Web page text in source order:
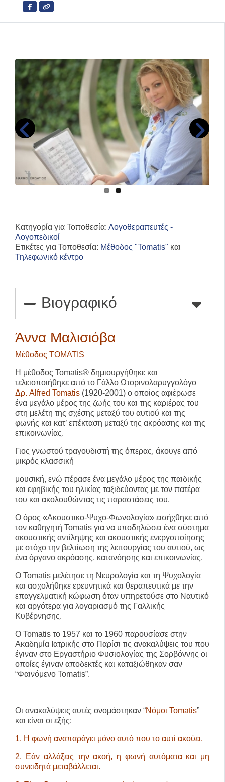
Κατηγορία για Τοποθεσία: Λογοθεραπευτές -
Λογοπεδικοί
Ετικέτες για Τοποθεσία: Μέθοδος "Tomatis" και
Τηλεφωνικό κέντρο
Βιογραφικό
Άννα Μαλισιόβα
Μέθοδος TOMATIS
Η μέθοδος Tomatis® δημιουργήθηκε και
τελειοποιήθηκε από το Γάλλο Ωτορινολαρυγγολόγο
Δρ. Alfred Tomatis (1920-2001) ο οποίος αφιέρωσε
ένα μεγάλο μέρος της ζωής του και της καριέρας του
στη μελέτη της σχέσης μεταξύ του αυτιού και της
φωνής και κατ’ επέκταση μεταξύ της ακρόασης και της
επικοινωνίας.
Γιος γνωστού τραγουδιστή της όπερας, άκουγε από
μικρός κλασσική
μουσική, ενώ πέρασε ένα μεγάλο μέρος της παιδικής
και εφηβικής του ηλικίας ταξιδεύοντας με τον πατέρα
του και ακολουθώντας τις παραστάσεις του.
Ο όρος «Ακουστικο-Ψυχο-Φωνολογία» εισήχθηκε από
τον καθηγητή Tomatis για να υποδηλώσει ένα σύστημα
ακουστικής αντίληψης και ακουστικής ενεργοποίησης
με στόχο την βελτίωση της λειτουργίας του αυτιού, ως
ένα όργανο ακρόασης, κατανόησης και επικοινωνίας.
Ο Tomatis μελέτησε τη Νευρολογία και τη Ψυχολογία
και ασχολήθηκε ερευνητικά και θεραπευτικά με την
επαγγελματική κώφωση όταν υπηρετούσε στο Ναυτικό
και αργότερα για λογαριασμό της Γαλλικής
Κυβέρνησης.
O Tomatis το 1957 και το 1960 παρουσίασε στην
Ακαδημία Ιατρικής στο Παρίσι τις ανακαλύψεις του που
έγιναν στο Εργαστήριο Φυσιολογίας της Σορβόννης οι
οποίες έγιναν αποδεκτές και καταξιώθηκαν σαν
“Φαινόμενο Tomatis”.
Οι ανακαλύψεις αυτές ονομάστηκαν “Νόμοι Tomatis”
και είναι οι εξής:
1. Η φωνή αναπαράγει μόνο αυτό που το αυτί ακούει.
2. Εάν αλλάξεις την ακοή, η φωνή αυτόματα και μη
συνειδητά μεταβάλλεται.